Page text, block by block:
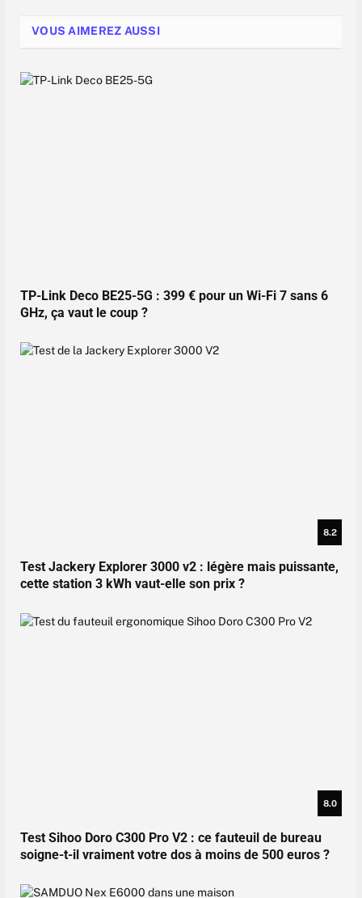
VOUS AIMEREZ AUSSI
TP-Link Deco BE25-5G : 399 € pour un Wi-Fi 7 sans 6
GHz, ça vaut le coup ?
8.2
Test Jackery Explorer 3000 v2 : légère mais puissante,
cette station 3 kWh vaut-elle son prix ?
8.0
Test Sihoo Doro C300 Pro V2 : ce fauteuil de bureau
soigne-t-il vraiment votre dos à moins de 500 euros ?